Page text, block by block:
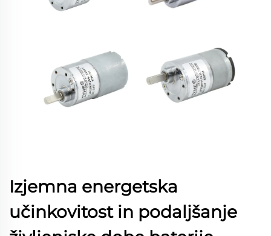
Izjemna energetska
učinkovitost in podaljšanje